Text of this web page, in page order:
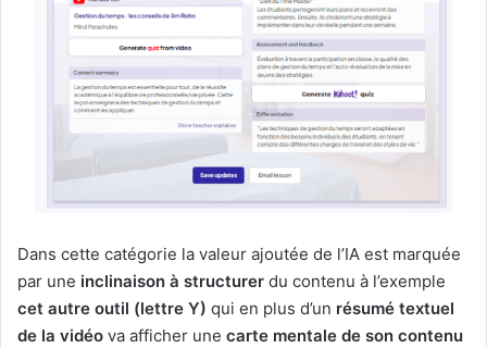
Dans cette catégorie la valeur ajoutée de l’IA est marquée
par une inclinaison à structurer du contenu à l’exemple
cet autre outil (lettre Y) qui en plus d’un résumé textuel
de la vidéo va afficher une carte mentale de son contenu